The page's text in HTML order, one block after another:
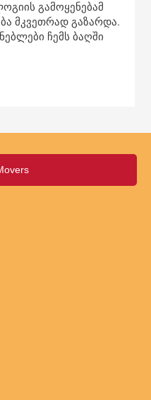
გამოყენებამ
მკვეთრად გაზარდა.
ჩემს ბაღში